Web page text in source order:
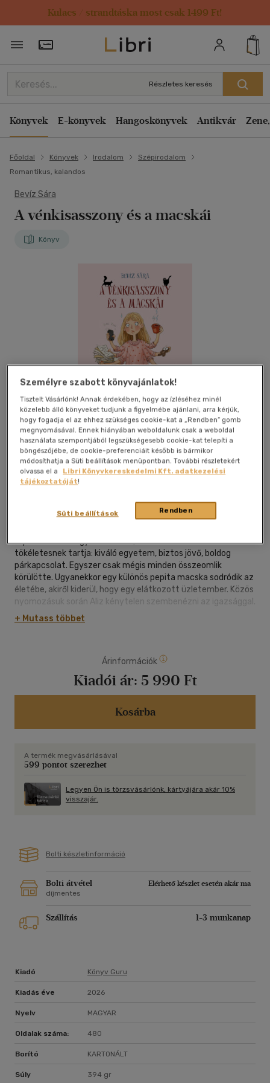
Kulacs / strandtáska most csak 1499 Ft!
Törzsvásárlói Kártya adatai
Részletes keresés
Könyvek E-könyvek Hangoskönyvek Antikvár
Főoldal Könyvek Irodalom
Szépirodalom
Romantikus, kalandos
Bevíz Sára
A vénkisasszony és a macskái
Könyv
Kívánságlistához adom Megosztom
Könyv Guru|2026|magyar nyelvű |kartonált
Olykor mind el vagyunk veszve, ez alól Aliz sem kivétel. Életét
tökéletesnek tartja: kiváló egyetem, biztos jövő, boldog
párkapcsolat. Egyszer csak mégis minden összeomlik
körülötte. Ugyanekkor egy különös pepita macska sodródik az
életébe, akiről kiderül, hogy egy elátkozott üzletember. Közös
nyomozásuk során Aliz kénytelen szembenézni az igazsággal.
De vajon elég bátor lesz-e ahhoz, hogy változtasson az
életén?
+ Mutass többet
Árinformációk
Kiadói ár: 5 990 Ft
Kosárba
A termék megvásárlásával
599 pontot szerezhet
Legyen Ön is törzsvásárlónk, kártyájára akár 10%
visszajár.
Bolti készletinformáció
Bolti átvétel
Elérhető készlet esetén akár ma
díjmentes
Szállítás 1-3 munkanap
Kiadó Könyv Guru
Kiadás éve 2026
Nyelv MAGYAR
Oldalak száma: 480
Borító KARTONÁLT
Súly 394 gr
Személyre szabott könyvajánlatok!
Tisztelt Vásárlónk! Annak érdekében, hogy az ízléséhez minél
közelebb álló könyveket tudjunk a figyelmébe ajánlani, arra kérjük,
hogy fogadja el az ehhez szükséges cookie-kat a „Rendben” gomb
megnyomásával. Ennek hiányában weboldalunk csak a weboldal
használata szempontjából legszükségesebb cookie-kat telepíti a
böngészőjébe, de cookie-preferenciáit később is bármikor
módosíthatja a Süti beállítások menüpontban. További részletekért
olvassa el a
Libri Könyvkereskedelmi Kft. adatkezelési
tájékoztatóját!
Rendben
Süti beállítások